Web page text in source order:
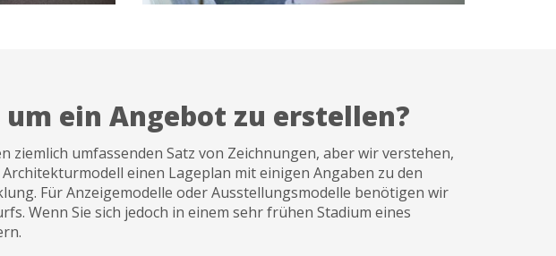
ein Angebot zu erstellen?
umfassenden Satz von Zeichnungen, aber wir verstehen,
einen Lageplan mit einigen Angaben zu den
Für Anzeigemodelle oder Ausstellungsmodelle benötigen wir
Wenn Sie sich jedoch in einem sehr frühen Stadium eines